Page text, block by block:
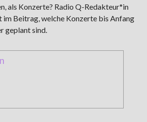
als Konzerte? Radio Q-Redakteur*in
Beitrag, welche Konzerte bis Anfang
geplant sind.